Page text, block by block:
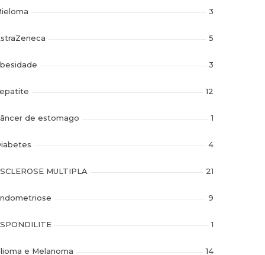
3
5
3
12
de estomago 1
4
MULTIPLA 21
9
1
e Melanoma 14